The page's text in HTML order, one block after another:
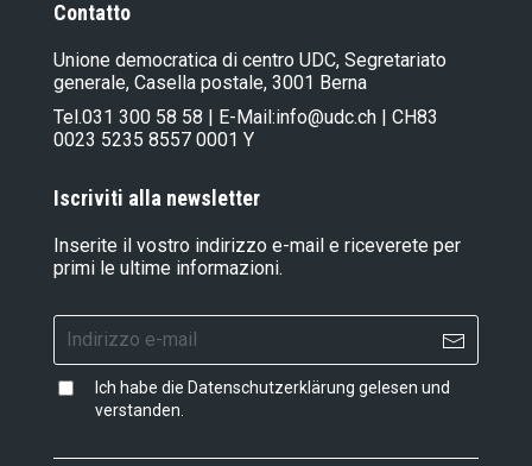
Contatto
Unione democratica di centro UDC, Segretariato
generale, Casella postale, 3001 Berna
Tel.031 300 58 58 | E-Mail:info@udc.ch | CH83
0023 5235 8557 0001 Y
Iscriviti alla newsletter
Inserite il vostro indirizzo e-mail e riceverete per
primi le ultime informazioni.
Ich habe die Datenschutzerklärung gelesen und
verstanden.